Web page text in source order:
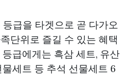
급을 타겟으로 곧 다가오
단위로 즐길 수 있는 혜택
급에게는 흑삼 세트, 유산
세트 등 추석 선물세트 6